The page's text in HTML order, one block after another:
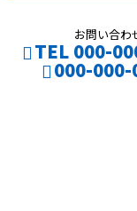
お問い合わ
TEL 000-
000-000-